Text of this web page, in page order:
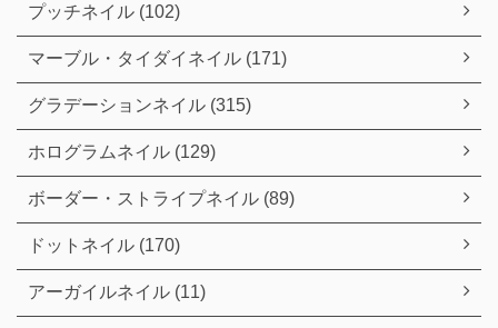
プッチネイル (102)
マーブル・タイダイネイル (171)
グラデーションネイル (315)
ホログラムネイル (129)
ボーダー・ストライプネイル (89)
ドットネイル (170)
アーガイルネイル (11)